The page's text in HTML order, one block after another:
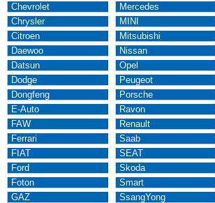
Chevrolet
Chrysler
Citroen
Daewoo
Datsun
Dodge
Dongfeng
E-Auto
FAW
Ferrari
FIAT
Ford
Foton
GAZ
Mercedes
MINI
Mitsubishi
Nissan
Opel
Peugeot
Porsche
Ravon
Renault
Saab
SEAT
Skoda
Smart
SsangYong